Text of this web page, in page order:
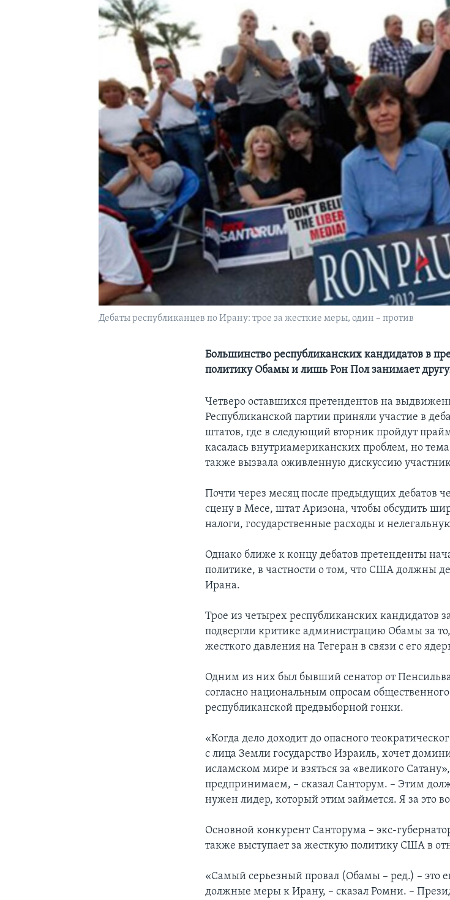
Дебаты республиканцев по Ирану: трое за жесткие меры, один – против
Большинство республиканских кандидатов в
политику Обамы и лишь Рон Пол занимает
Четверо оставшихся претендентов на
Республиканской партии приняли участие в
штатов, где в следующий вторник пройдут
касалась внутриамериканских проблем, но
также вызвала оживленную дискуссию
Почти через месяц после предыдущих дебатов
сцену в Месе, штат Аризона, чтобы обсудить
налоги, государственные расходы и
Однако ближе к концу дебатов претенденты
политике, в частности о том, что США должны
Ирана.
Трое из четырех республиканских кандидатов
подвергли критике администрацию Обамы за
жесткого давления на Тегеран в связи с его
Одним из них был бывший сенатор от
согласно национальным опросам
республиканской предвыборной гонки.
«Когда дело доходит до опасного
с лица Земли государство Израиль, хочет
исламском мире и взяться за «великого
предпринимаем, – сказал Санторум. – Этим
нужен лидер, который этим займется. Я за это
Основной конкурент Санторума – экс-
также выступает за жесткую политику США в
«Самый серьезный провал (Обамы – ред.) – это
должные меры к Ирану, – сказал Ромни. –